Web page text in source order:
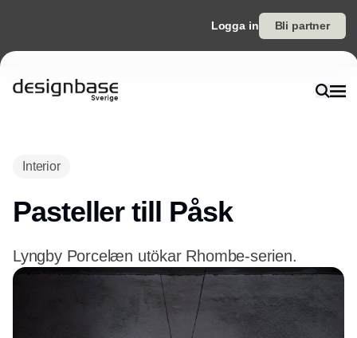
Logga in Bli partner
Interior
Pasteller till Påsk
Lyngby Porcelæn utökar Rhombe-serien.